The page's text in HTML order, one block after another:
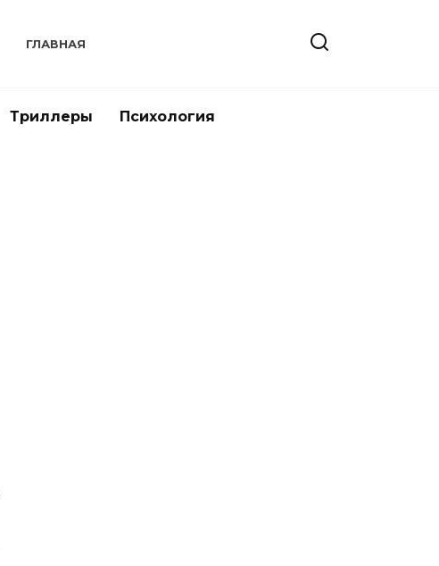
ГЛАВНАЯ
Триллеры Психология